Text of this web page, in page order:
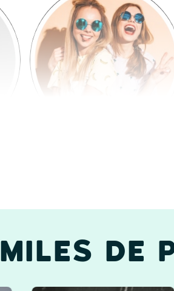
MILES DE